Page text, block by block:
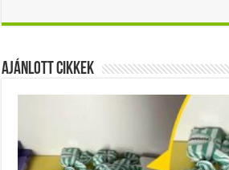
Ajánlott Cikkek